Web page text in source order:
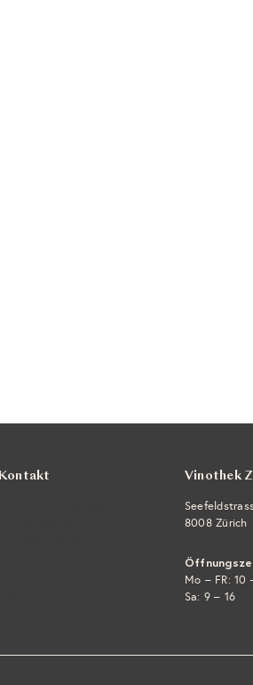
Kontakt Vinothek
8008 Zürich
Mo – FR: 10
Sa: 9 – 16